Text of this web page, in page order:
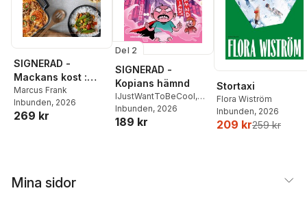
SIGNERAD -
Mackans kost :
Middagar och
matlådor
Marcus Frank
Inbunden, 2026
269 kr
Del 2
SIGNERAD -
Kopians hämnd
IJustWantToBeCool,
Joel Adolphson
Ejdemo Beer
Inbunden, 2026
189 kr
Stortaxi
Flora Wiström
Inbunden, 2026
209 kr259 kr
Mina sidor